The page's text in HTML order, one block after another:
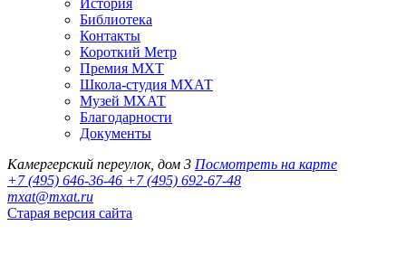
История
Библиотека
Контакты
Короткий Метр
Премия МХТ
Школа-студия МХАТ
Музей МХАТ
Благодарности
Документы
Камергерский переулок, дом 3 Посмотреть на карте
+7 (495) 646-36-46 +7 (495) 692-67-48‬
mxat@mxat.ru
Старая версия сайта